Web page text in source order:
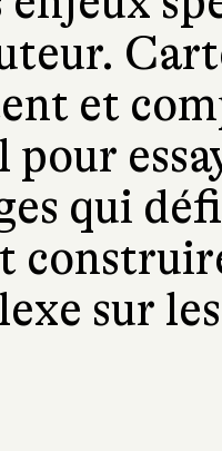
et
pour
qui
sur